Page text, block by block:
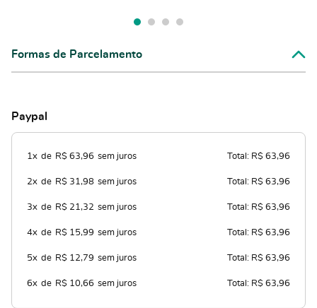
Formas de Parcelamento
Paypal
1x de R$ 63,96 sem juros Total: R$ 63,96
2x de R$ 31,98 sem juros Total: R$ 63,96
3x de R$ 21,32 sem juros Total: R$ 63,96
4x de R$ 15,99 sem juros Total: R$ 63,96
5x de R$ 12,79 sem juros Total: R$ 63,96
6x de R$ 10,66 sem juros Total: R$ 63,96